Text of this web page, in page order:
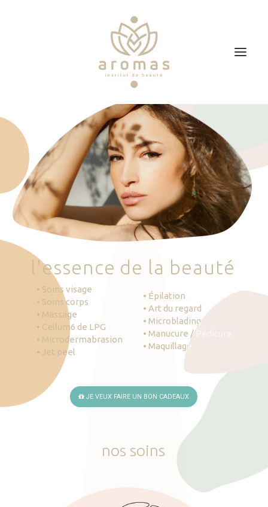
Soins
Je veux faire un bon cadeau
Plan d’accès
Prendre RDV
'essence de la beauté
• Soins visage
• Soins corps
• Massage
• Cellum6 de LPG
• Microdermabrasion
• Jet peel
• Épilation
• Art du regard
• Microblading
• Manucure / Pédicure
• Maquillage
JE VEUX FAIRE UN BON CADEAUX
nos soins